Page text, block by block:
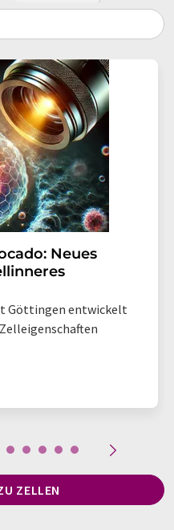
Neues
Göttingen entwickelt
ZELLEN